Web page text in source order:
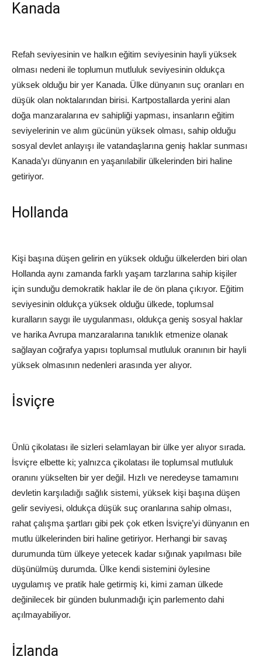
Kanada
Refah seviyesinin ve halkın eğitim seviyesinin hayli yüksek
olması nedeni ile toplumun mutluluk seviyesinin oldukça
yüksek olduğu bir yer Kanada. Ülke dünyanın suç oranları en
düşük olan noktalarından birisi. Kartpostallarda yerini alan
doğa manzaralarına ev sahipliği yapması, insanların eğitim
seviyelerinin ve alım gücünün yüksek olması, sahip olduğu
sosyal devlet anlayışı ile vatandaşlarına geniş haklar sunması
Kanada’yı dünyanın en yaşanılabilir ülkelerinden biri haline
getiriyor.
Hollanda
Kişi başına düşen gelirin en yüksek olduğu ülkelerden biri olan
Hollanda aynı zamanda farklı yaşam tarzlarına sahip kişiler
için sunduğu demokratik haklar ile de ön plana çıkıyor. Eğitim
seviyesinin oldukça yüksek olduğu ülkede, toplumsal
kuralların saygı ile uygulanması, oldukça geniş sosyal haklar
ve harika Avrupa manzaralarına tanıklık etmenize olanak
sağlayan coğrafya yapısı toplumsal mutluluk oranının bir hayli
yüksek olmasının nedenleri arasında yer alıyor.
İsviçre
Ünlü çikolatası ile sizleri selamlayan bir ülke yer alıyor sırada.
İsviçre elbette ki; yalnızca çikolatası ile toplumsal mutluluk
oranını yükselten bir yer değil. Hızlı ve neredeyse tamamını
devletin karşıladığı sağlık sistemi, yüksek kişi başına düşen
gelir seviyesi, oldukça düşük suç oranlarına sahip olması,
rahat çalışma şartları gibi pek çok etken İsviçre’yi dünyanın en
mutlu ülkelerinden biri haline getiriyor. Herhangi bir savaş
durumunda tüm ülkeye yetecek kadar sığınak yapılması bile
düşünülmüş durumda. Ülke kendi sistemini öylesine
uygulamış ve pratik hale getirmiş ki, kimi zaman ülkede
değinilecek bir günden bulunmadığı için parlemento dahi
açılmayabiliyor.
İzlanda